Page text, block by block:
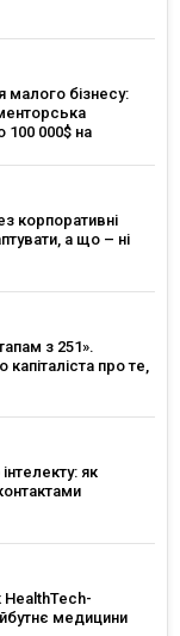
малого бізнесу:
100 000$ на
корпоративні
а що – ні
з 251».
про те,
як
HealthTech-
медицини